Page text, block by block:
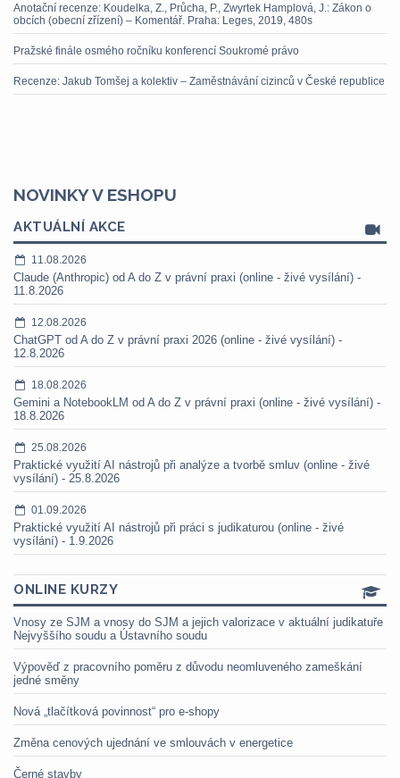
Anotační recenze: Koudelka, Z., Průcha, P., Zwyrtek Hamplová, J.: Zákon o
obcích (obecní zřízení) – Komentář. Praha: Leges, 2019, 480s
Pražské finále osmého ročníku konferencí Soukromé právo
Recenze: Jakub Tomšej a kolektiv – Zaměstnávání cizinců v České republice
NOVINKY V ESHOPU
AKTUÁLNÍ AKCE
11.08.2026
Claude (Anthropic) od A do Z v právní praxi (online - živé vysílání) -
11.8.2026
12.08.2026
ChatGPT od A do Z v právní praxi 2026 (online - živé vysílání) -
12.8.2026
18.08.2026
Gemini a NotebookLM od A do Z v právní praxi (online - živé vysílání) -
18.8.2026
25.08.2026
Praktické využití AI nástrojů při analýze a tvorbě smluv (online - živé
vysílání) - 25.8.2026
01.09.2026
Praktické využití AI nástrojů při práci s judikaturou (online - živé
vysílání) - 1.9.2026
ONLINE KURZY
Vnosy ze SJM a vnosy do SJM a jejich valorizace v aktuální judikatuře
Nejvyššího soudu a Ústavního soudu
Výpověď z pracovního poměru z důvodu neomluveného zameškání
jedné směny
Nová „tlačítková povinnost“ pro e-shopy
Změna cenových ujednání ve smlouvách v energetice
Černé stavby